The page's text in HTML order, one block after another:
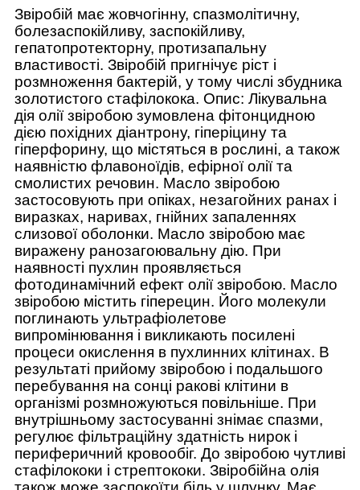
Звіробій має жовчогінну, спазмолітичну,
болезаспокійливу, заспокійливу,
гепатопротекторну, протизапальну
властивості. Звіробій пригнічує ріст і
розмноження бактерій, у тому числі збудника
золотистого стафілокока. Опис: Лікувальна
дія олії звіробою зумовлена ​​фітонцидною
дією похідних діантрону, гіперіцину та
гіперфорину, що містяться в рослині, а також
наявністю флавоноїдів, ефірної олії та
смолистих речовин. Масло звіробою
застосовують при опіках, незагойних ранах і
виразках, наривах, гнійних запаленнях
слизової оболонки. Масло звіробою має
виражену ранозагоювальну дію. При
наявності пухлин проявляється
фотодинамічний ефект олії звіробою. Масло
звіробою містить гіперецин. Його молекули
поглинають ультрафіолетове
випромінювання і викликають посилені
процеси окислення в пухлинних клітинах. В
результаті прийому звіробою і подальшого
перебування на сонці ракові клітини в
організмі розмножуються повільніше. При
внутрішньому застосуванні знімає спазми,
регулює фільтраційну здатність нирок і
периферичний кровообіг. До звіробою чутливі
стафілококи і стрептококи. Звіробійна олія